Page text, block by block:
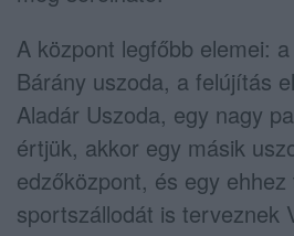
A központ legfőbb elemei:
Bárány uszoda, a felújítás
Aladár Uszoda, egy nagy
értjük, akkor egy másik
edzőközpont, és egy
sportszállodát is terveznek